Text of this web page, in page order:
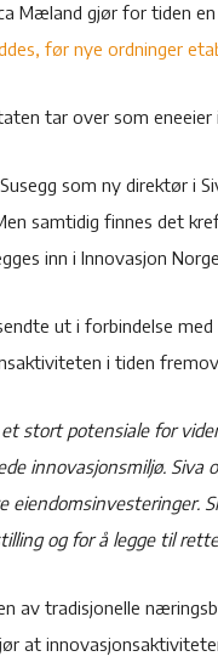
Mæland gjør for tiden
før nye ordninger
tar over som eneeier
som ny direktør i
samtidig finnes det
inn i Innovasjon
ut i forbindelse
i tiden
stort potensiale for
innovasjonsmiljø. Siva
eiendomsinvesteringer.
og for å legge til
av tradisjonelle
at